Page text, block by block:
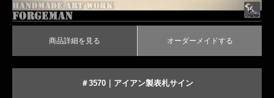
商品詳細を見る オーダーメイドする
＃3570｜アイアン製表札サイン